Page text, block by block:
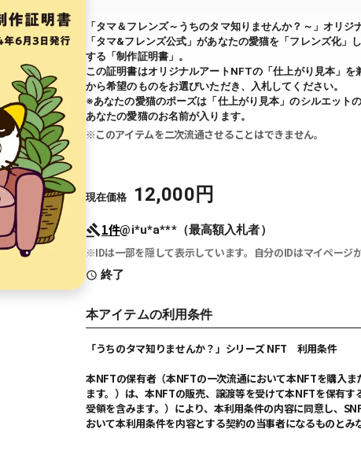
「タマ＆フレンズ～うちのタマ知りませんか？～」オリジ
「タマ&フレンズ公式」があなたの愛猫を「フレンズ化」
する「制作証明書」。
この証明書はオリジナルアートNFTの「仕上がり見本」
から希望のものをお選びいただき、入札してください。
※あなたの愛猫のポーズは「仕上がり見本」のシルエット
あなたの愛猫のお名前が入ります。
このアイテムを二次流通させることはできません。
現在価格 12,000 円
1件@i*u*a***（最高額入札者）
IDは一部を隠して表示しています。自分のIDはマイページ
終了
本アイテムの利用条件
「うちのタマ知りませんか？」シリーズ NFT 利用条件
本NFTの保有者（本NFTの一次流通において本NFTを購入
ます。）は、本NFTの販売、譲渡等を受けて本NFTを保有
受領を含みます。）により、本利用条件の内容に同意し、
おいて本利用条件を内容とする契約の当事者になるものとみ